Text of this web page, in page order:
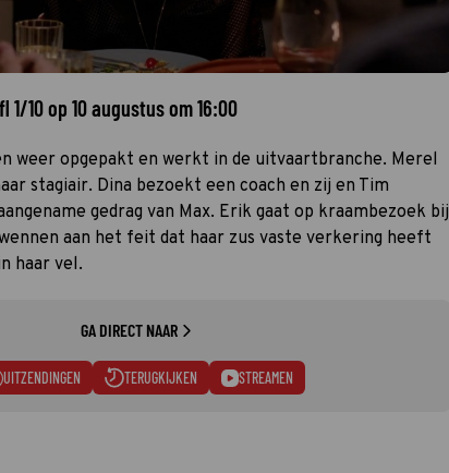
1/10 op 10 augustus om 16:00
weer opgepakt en werkt in de uitvaartbranche. Merel
stagiair. Dina bezoekt een coach en zij en Tim
gedrag van Max. Erik gaat op kraambezoek bij
aan het feit dat haar zus vaste verkering heeft
haar vel.
GA DIRECT NAAR
UITZENDINGEN TERUGKIJKEN STREAMEN